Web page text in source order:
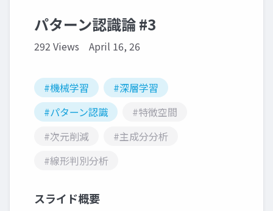
パターン認識論 #3
292 Views April 16, 26
#機械学習
#深層学習
#パターン認識
#特徴空間
#次元削減
#主成分分析
#線形判別分析
スライド概要